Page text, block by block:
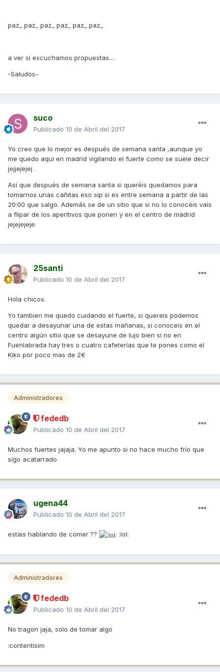
paz_ paz_ paz_ paz_ paz_ paz_
a ver si escuchamos propuestas....
-Saludos-
suco
Publicado 10 de Abril del 2017
Yo creo que lo mejor es después de semana santa ,aunque yo
me quedo aqui en madrid vigilando el fuerte como se suele decir
jejjejejej .
Así que después de semana santa si queréis quedamos para
tomarnos unas cañitas eso sip si es entre semana a partir de las
20:00 que salgo. Además se de un sitio que si no lo conocéis vais
a flipar de los aperitivos que ponen y en el centro de madrid
jejejejeje.
25santi
Publicado 10 de Abril del 2017
Hola chicos.
Yo tambien me quedo cuidando el fuerte, si quereis podemos
quedar a desayunar una de estas mañanas, si conoceis en el
centro algún sitio que se desayune de lujo bien si no en
Fuenlabrada hay tres o cuatro cafeterías que te pones como el
Kiko por poco mas de 2€
Administradores
fededb
Publicado 10 de Abril del 2017
Muchos fuertes jajaja. Yo me apunto si no hace mucho frío que
sigo acatarrado
ugena44
Publicado 10 de Abril del 2017
estais hablando de comer ?? :lol:
Administradores
fededb
Publicado 10 de Abril del 2017
No tragon jaja, solo de tomar algo
:contentisim